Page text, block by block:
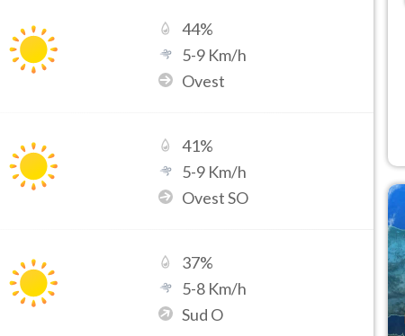
44%
5-9 Km/h
Ovest
41%
5-9 Km/h
Ovest SO
37%
5-8 Km/h
Sud O